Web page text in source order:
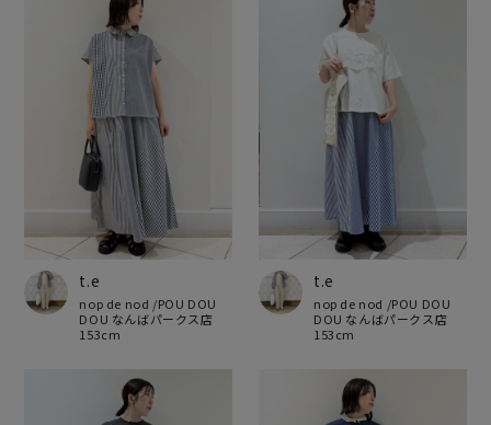
t.e
nop de nod /POU DOU
DOU なんばパークス店
153cm
t.e
nop de nod /POU DOU
DOU なんばパークス店
153cm